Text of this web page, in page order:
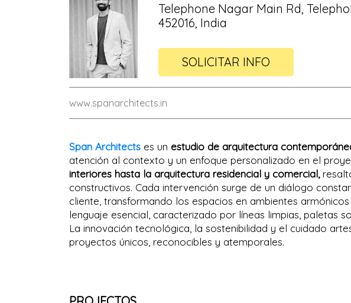
Telephone Nagar Main Rd,
452016, India
SOLICITAR INFO
www.spanarchitects.in
Span Architects es un estudio de arquitectura
atención al contexto y un enfoque personalizado en el
interiores hasta la arquitectura residencial y comercial,
constructivos. Cada intervención surge de un diálogo
cliente, transformando los espacios en ambientes
lenguaje esencial, caracterizado por líneas limpias, paletas
La innovación tecnológica, la sostenibilidad y el cuidado
proyectos únicos, reconocibles y atemporales.